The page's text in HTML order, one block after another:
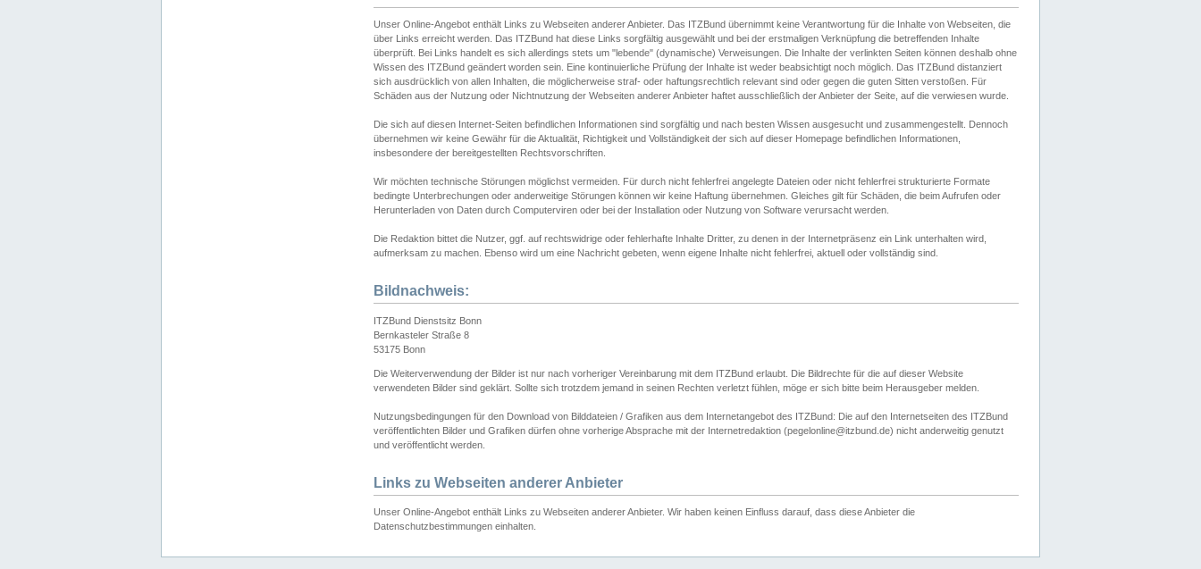
Unser Online-Angebot enthält Links zu Webseiten anderer Anbieter. Das ITZBund übernimmt keine Verantwortung für die Inhalte von Webseiten, die
über Links erreicht werden. Das ITZBund hat diese Links sorgfältig ausgewählt und bei der erstmaligen Verknüpfung die betreffenden Inhalte
überprüft. Bei Links handelt es sich allerdings stets um "lebende" (dynamische) Verweisungen. Die Inhalte der verlinkten Seiten können deshalb ohne
Wissen des ITZBund geändert worden sein. Eine kontinuierliche Prüfung der Inhalte ist weder beabsichtigt noch möglich. Das ITZBund distanziert
sich ausdrücklich von allen Inhalten, die möglicherweise straf- oder haftungsrechtlich relevant sind oder gegen die guten Sitten verstoßen. Für
Schäden aus der Nutzung oder Nichtnutzung der Webseiten anderer Anbieter haftet ausschließlich der Anbieter der Seite, auf die verwiesen wurde.
Die sich auf diesen Internet-Seiten befindlichen Informationen sind sorgfältig und nach besten Wissen ausgesucht und zusammengestellt. Dennoch
übernehmen wir keine Gewähr für die Aktualität, Richtigkeit und Vollständigkeit der sich auf dieser Homepage befindlichen Informationen,
insbesondere der bereitgestellten Rechtsvorschriften.
Wir möchten technische Störungen möglichst vermeiden. Für durch nicht fehlerfrei angelegte Dateien oder nicht fehlerfrei strukturierte Formate
bedingte Unterbrechungen oder anderweitige Störungen können wir keine Haftung übernehmen. Gleiches gilt für Schäden, die beim Aufrufen oder
Herunterladen von Daten durch Computerviren oder bei der Installation oder Nutzung von Software verursacht werden.
Die Redaktion bittet die Nutzer, ggf. auf rechtswidrige oder fehlerhafte Inhalte Dritter, zu denen in der Internetpräsenz ein Link unterhalten wird,
aufmerksam zu machen. Ebenso wird um eine Nachricht gebeten, wenn eigene Inhalte nicht fehlerfrei, aktuell oder vollständig sind.
Bildnachweis:
ITZBund Dienstsitz Bonn
Bernkasteler Straße 8
53175 Bonn
Die Weiterverwendung der Bilder ist nur nach vorheriger Vereinbarung mit dem ITZBund erlaubt. Die Bildrechte für die auf dieser Website
verwendeten Bilder sind geklärt. Sollte sich trotzdem jemand in seinen Rechten verletzt fühlen, möge er sich bitte beim Herausgeber melden.
Nutzungsbedingungen für den Download von Bilddateien / Grafiken aus dem Internetangebot des ITZBund: Die auf den Internetseiten des ITZBund
veröffentlichten Bilder und Grafiken dürfen ohne vorherige Absprache mit der Internetredaktion (pegelonline@itzbund.de) nicht anderweitig genutzt
und veröffentlicht werden.
Links zu Webseiten anderer Anbieter
Unser Online-Angebot enthält Links zu Webseiten anderer Anbieter. Wir haben keinen Einfluss darauf, dass diese Anbieter die
Datenschutzbestimmungen einhalten.